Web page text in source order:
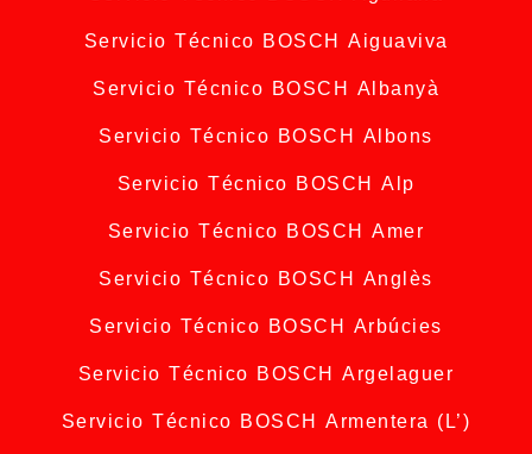
Servicio Técnico BOSCH Aiguaviva
Servicio Técnico BOSCH Albanyà
Servicio Técnico BOSCH Albons
Servicio Técnico BOSCH Alp
Servicio Técnico BOSCH Amer
Servicio Técnico BOSCH Anglès
Servicio Técnico BOSCH Arbúcies
Servicio Técnico BOSCH Argelaguer
Servicio Técnico BOSCH Armentera (L’)